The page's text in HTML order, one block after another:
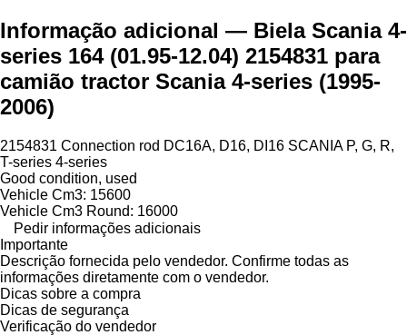
Informação adicional — Biela Scania 4-
series 164 (01.95-12.04) 2154831 para
camião tractor Scania 4-series (1995-
2006)
2154831 Connection rod DC16A, D16, DI16 SCANIA P, G, R,
T-series 4-series
Good condition, used
Vehicle Cm3: 15600
Vehicle Cm3 Round: 16000
Pedir informações adicionais
Importante
Descrição fornecida pelo vendedor. Confirme todas as
informações diretamente com o vendedor.
Dicas sobre a compra
Dicas de segurança
Verificação do vendedor